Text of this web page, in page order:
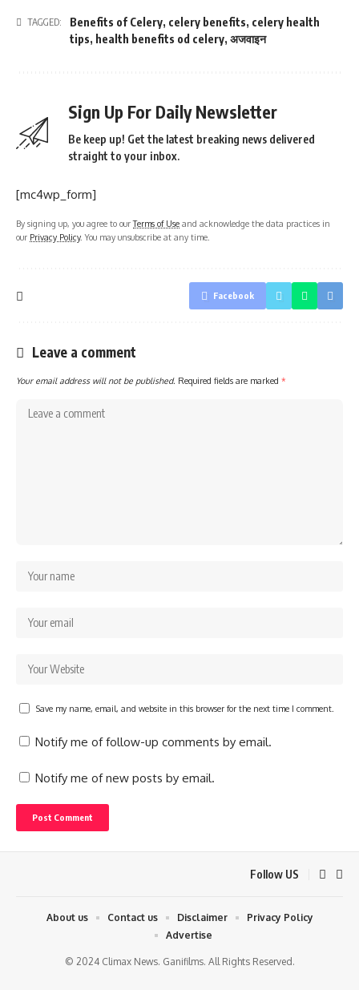
TAGGED: Benefits of Celery, celery benefits, celery health
tips, health benefits od celery, अजवाइन
Sign Up For Daily Newsletter
Be keep up! Get the latest breaking news delivered
straight to your inbox.
[mc4wp_form]
By signing up, you agree to ourTerms of Use and acknowledge the data practices in
our Privacy Policy. You may unsubscribe at any time.
Facebook
Leave a comment
Your email address will not be published. Required fields are marked *
Save my name, email, and website in this browser for the next time I comment.
Notify me of follow-up comments by email.
Notify me of new posts by email.
Follow US
© 2024 Climax News. Ganifilms. All Rights Reserved.
About us Contact us Disclaimer
Privacy Policy
Advertise